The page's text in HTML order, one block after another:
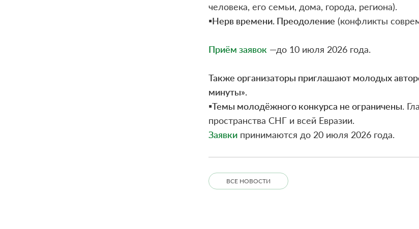
человека, его семьи, дома, города, региона).
▪️Нерв времени. Преодоление (конфликты
Приём заявок —до 10 июля 2026 года.
Также организаторы приглашают молодых
минуты».
▪️Темы молодёжного конкурса не ограничены.
пространства СНГ и всей Евразии.
Заявки принимаются до 20 июля 2026 года.
ВСЕ НОВОСТИ